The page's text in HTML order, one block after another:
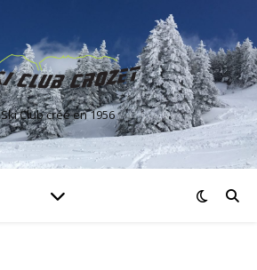
Ski Club créé en 1956